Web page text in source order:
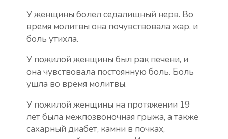
У женщины болел седалищный нерв. Во
время молитвы она почувствовала жар, и
боль утихла.
У пожилой женщины был рак печени, и
она чувствовала постоянную боль. Боль
ушла во время молитвы.
У пожилой женщины на протяжении 19
лет была межпозвоночная грыжа, а также
сахарный диабет, камни в почках,